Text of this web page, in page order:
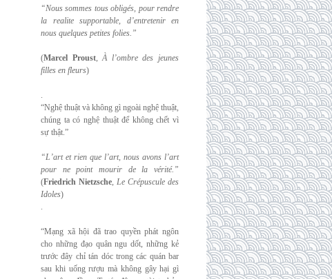
“Nous sommes tous obligés, pour rendre
la realite supportable, d’entretenir en
nous quelques petites folies.”
(Marcel Proust,À l’ombre des jeunes
filles en fleurs)
.
“Nghệ thuật và không gì ngoài nghệ thuật,
chúng ta có nghệ thuật để không chết vì
sự thật.”
“L’art et rien que l’art, nous avons l’art
pour ne point mourir de la vérité.”
(Friedrich Nietzsche, Le Crépuscule des
Idoles)
.
“Mạng xã hội đã trao quyền phát ngôn
cho những đạo quân ngu dốt, những kẻ
trước đây chỉ tán dóc trong các quán bar
sau khi uống rượu mà không gây hại gì